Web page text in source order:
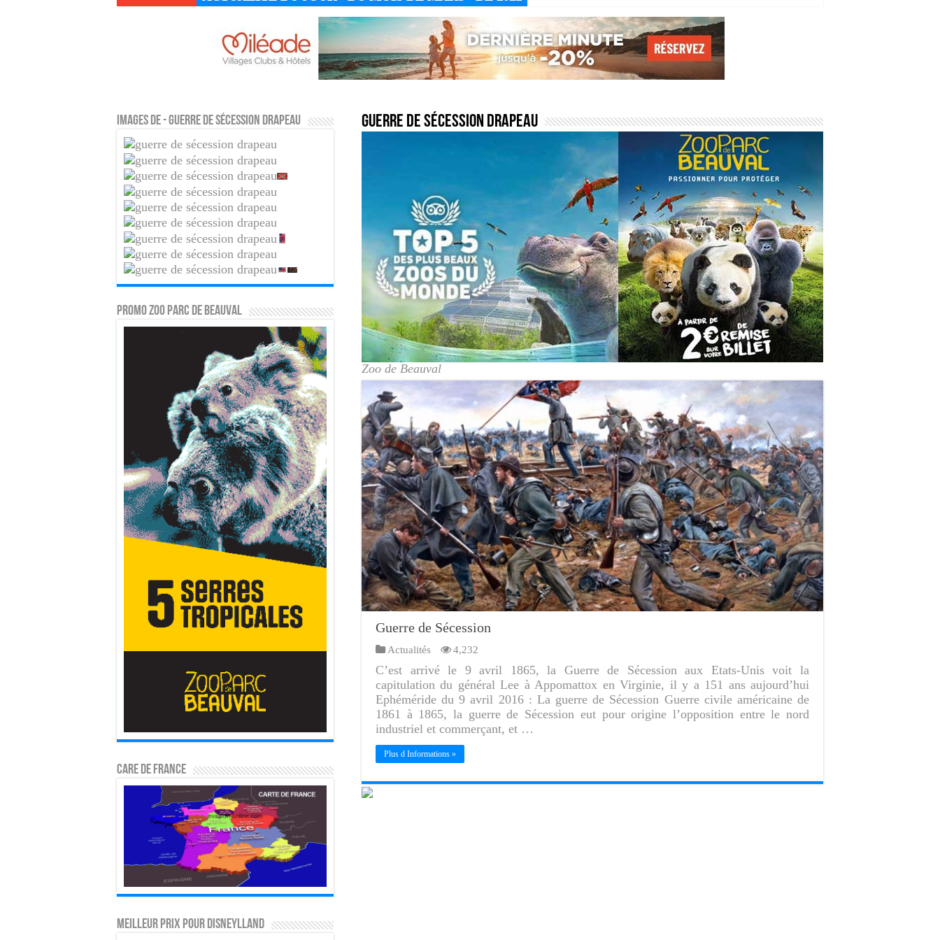
Guerre de Sécession drapeau
Zoo de Beauval
Guerre de Sécession
Actualités 4,232
C’est arrivé le 9 avril 1865, la Guerre de Sécession aux Etats-Unis voit la
capitulation du général Lee à Appomattox en Virginie, il y a 151 ans aujourd’hui
Ephéméride du 9 avril 2016 : La guerre de Sécession Guerre civile américaine de
1861 à 1865, la guerre de Sécession eut pour origine l’opposition entre le nord
industriel et commerçant, et …
Plus d Informations »
Images de - Guerre de Sécession drapeau
PROMO ZOO PARC DE BEAUVAL
CARE DE FRANCE
MEILLEUR PRIX POUR DISNEYLLAND